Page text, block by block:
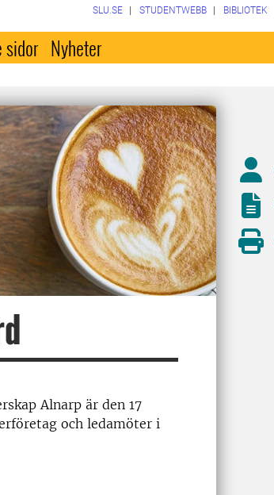
SLU.SE STUDENTWEBB BIBLIOTEK
sidor Nyheter
Alnarp är den 17
och ledamöter i